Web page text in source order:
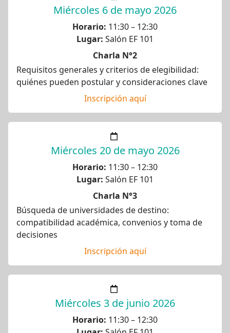
Miércoles 6 de mayo 2026
Horario: 11:30 – 12:30
Lugar: Salón EF 101
Charla N°2
Requisitos generales y criterios de elegibilidad:
quiénes pueden postular y consideraciones clave
Inscripción aquí
Miércoles 20 de mayo 2026
Horario: 11:30 – 12:30
Lugar: Salón EF 101
Charla N°3
Búsqueda de universidades de destino:
compatibilidad académica, convenios y toma de
decisiones
Inscripción aquí
Miércoles 3 de junio 2026
Horario: 11:30 – 12:30